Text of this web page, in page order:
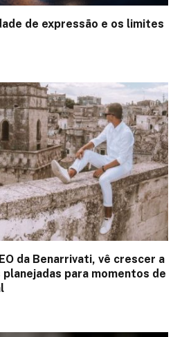
de expressão e os limites
da Benarrivati, vê crescer a
para momentos de